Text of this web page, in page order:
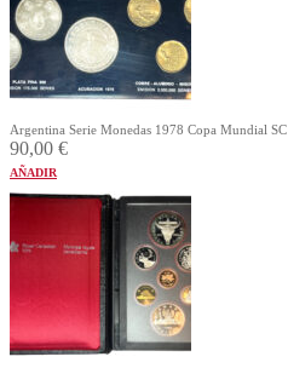
Argentina Serie Monedas 1978 Copa Mundial SC
90,00 €
AÑADIR